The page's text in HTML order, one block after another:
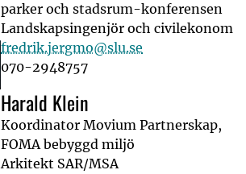
parker och stadsrum-konferensen
Landskapsingenjör och civilekonom
fredrik.jergmo@slu.se
070-2948757
Harald Klein
Koordinator Movium Partnerskap,
FOMA bebyggd miljö
Arkitekt SAR/MSA